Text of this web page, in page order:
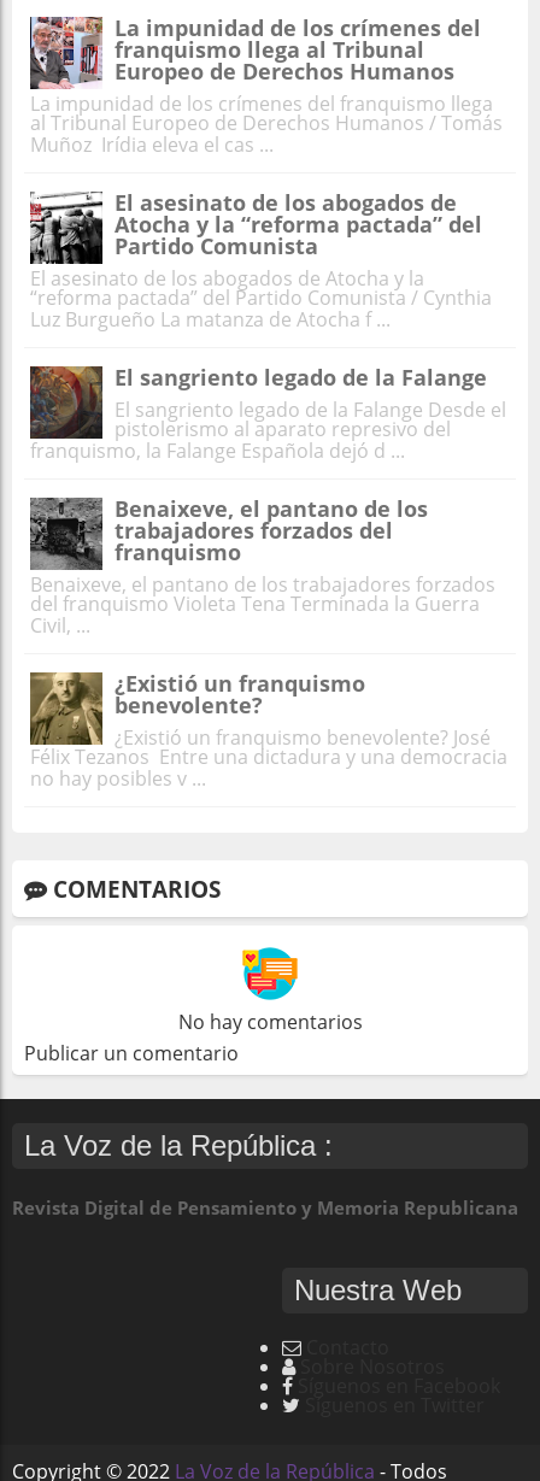
La impunidad de los crímenes del
franquismo llega al Tribunal
Europeo de Derechos Humanos
La impunidad de los crímenes del franquismo llega
al Tribunal Europeo de Derechos Humanos / Tomás
Muñoz Irídia eleva el cas ...
El asesinato de los abogados de
Atocha y la “reforma pactada” del
Partido Comunista
El asesinato de los abogados de Atocha y la
“reforma pactada” del Partido Comunista / Cynthia
Luz Burgueño La matanza de Atocha f ...
El sangriento legado de la Falange
El sangriento legado de la Falange Desde el
pistolerismo al aparato represivo del
franquismo, la Falange Española dejó d ...
Benaixeve, el pantano de los
trabajadores forzados del
franquismo
Benaixeve, el pantano de los trabajadores forzados
del franquismo Violeta Tena Terminada la Guerra
Civil, ...
¿Existió un franquismo
benevolente?
¿Existió un franquismo benevolente? José
Félix Tezanos Entre una dictadura y una democracia
no hay posibles v ...
COMENTARIOS
No hay comentarios
Publicar un comentario
La Voz de la República :
Revista Digital de Pensamiento y Memoria Republicana
Nuestra Web
Copyright ©2022 La Voz de la República - Todos